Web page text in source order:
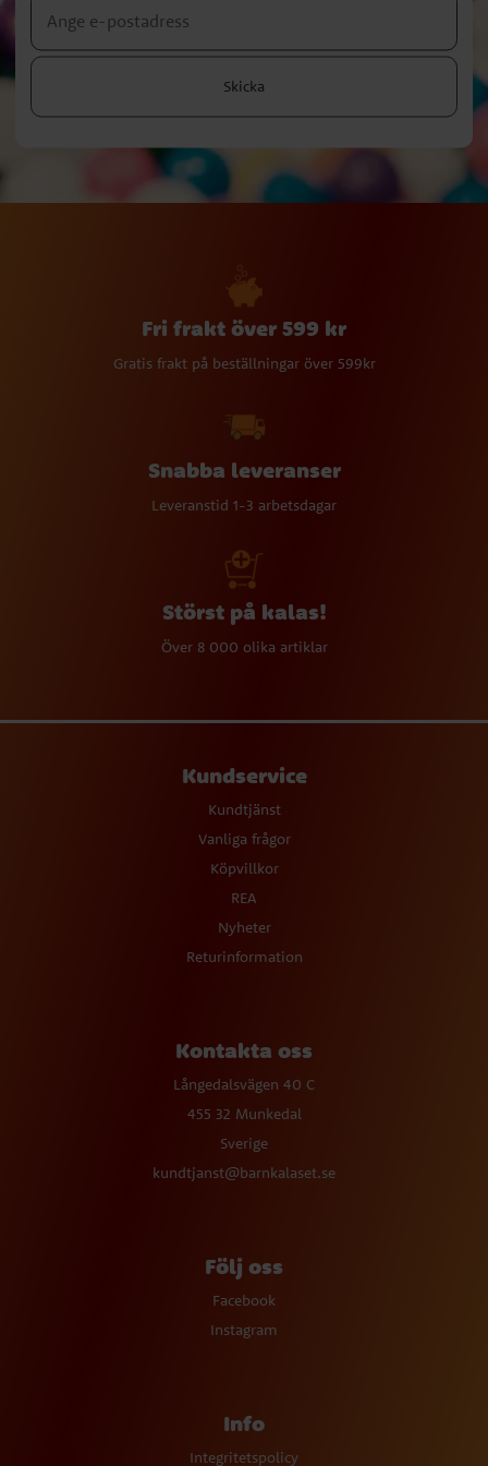
Skicka
Fri frakt över 599 kr
Gratis frakt på beställningar över 599kr
Snabba leveranser
Leveranstid 1-3 arbetsdagar
Störst på kalas!
Över 8 000 olika artiklar
Kundservice
Kundtjänst
Vanliga frågor
Köpvillkor
REA
Nyheter
Returinformation
Kontakta oss
Långedalsvägen 40 C
455 32 Munkedal
Sverige
kundtjanst@barnkalaset.se
Följ oss
Facebook
Instagram
Info
Integritetspolicy